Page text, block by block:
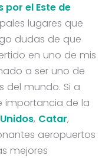
por el Este de
lugares que
dudas de que
en uno de mis
a ser uno de
del mundo. Si a
importancia de la
, Catar,
aeropuertos
mejores